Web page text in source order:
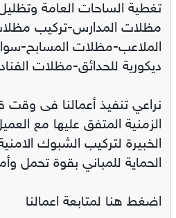
تغطية الساحات العامة
مظلات المدارس-تركيب
الملاعب-مظلات المسابح-
ديكورية للحدائق-مظلات
نراعي تنفيذ أعمالنا فى
الزمنية المتفق عليها مع
الخبيرة لتركيب الشبوك
الحماية للمباني بقوة تحمل
اضغط هنا لمتابعة اعمالنا